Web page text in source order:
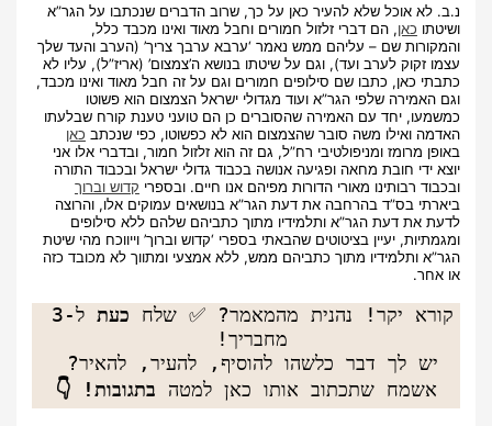
נ.ב. לא אוכל שלא להעיר כאן על כך, שרוב הדברים שנכתבו על הגר”א
ושיטתו כאן, הם דברי זלזול חמורים וחבל מאוד ואינו מכבד כלל,
והמקורות שם – עליהם ממש נאמר ‘ערבא ערבך צריך’ (הערב והעד שלך
עצמו זקוק לערב ועד), וגם על שיטתו בנושא ה’צמצום’ (אריז”ל), עליו לא
כתבתי כאן, כתבו שם סילופים חמורים וגם על זה חבל מאוד ואינו מכבד,
וגם האמירה שלפי הגר”א ועוד מגדולי ישראל הצמצום הוא פשוטו
כמשמעו, יחד עם האמירה שהסוברים כן הם טועני טענת קורח שבלעתו
האדמה ואילו משה סובר שהצמצום הוא לא כפשוטו, כפי שנכתב כאן
באופן מרומז ומניפולטיבי רח”ל, גם זה הוא זלזול חמור, ובדברי אלו אני
יוצא ידי חובת מחאה ופגיעה אנושה בכבוד גדולי ישראל ובכבוד התורה
ובכבוד רבותינו מאורי הדורות מפיהם אנו חיים. ובספרי קדוש וברוך
ביארתי בס”ד בהרחבה את דעת הגר”א בנושאים עמוקים אלו, והרוצה
לדעת את דעת הגר”א ותלמידיו מתוך כתביהם שלהם ללא סילופים
ומגמתיות, יעיין בציטוטים שהבאתי בספרי ‘קדוש וברוך’ וייווכח מהי שיטת
הגר”א ותלמידיו מתוך כתביהם ממש, ללא אמצעי ומתווך לא מכובד כזה
או אחר.
קורא יקר! נהנית מהמאמר? ✅ שלח כעת
אשמח שתכתוב אותו כאן למטה בתגובות! 👇